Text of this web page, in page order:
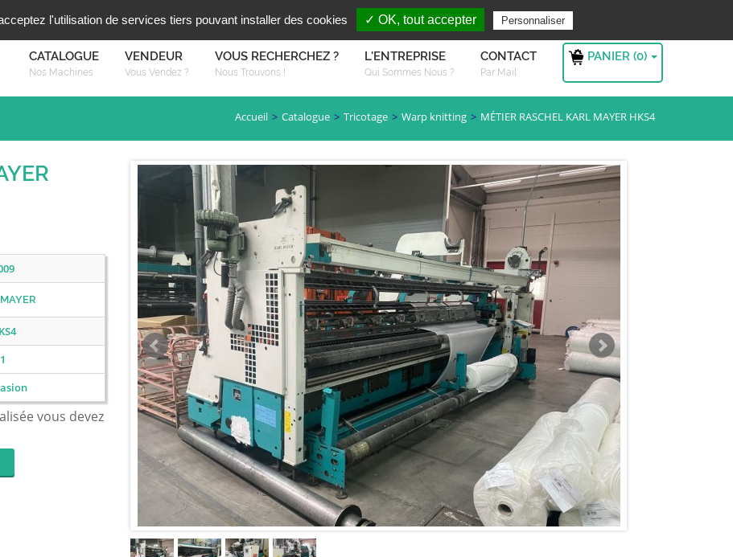
S'authentifier
Vous recherchez ?
CATALOGUE
Nos Machines
VENDEUR
Vous Vendez ?
VOUS RECHERCHEZ ?
Nous Trouvons !
L'ENTREPRISE
Qui Sommes Nous ?
CONTACT
Par Mail
PANIER (0)
Accueil Catalogue Tricotage Warp knitting MÉTIER RASCHEL KARL MAYER HKS4
1
vous devez
l'utilisation de services tiers pouvant installer des cookies ✓ OK, tout accepter Personnaliser